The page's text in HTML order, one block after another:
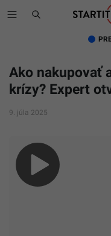
Ako nakupovať
krízy? Expert
9. júla 2025